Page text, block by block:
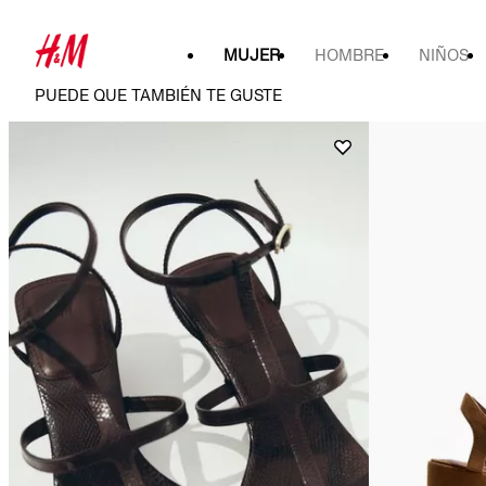
MUJER HOMBRE NIÑOS
PUEDE QUE TAMBIÉN TE GUSTE